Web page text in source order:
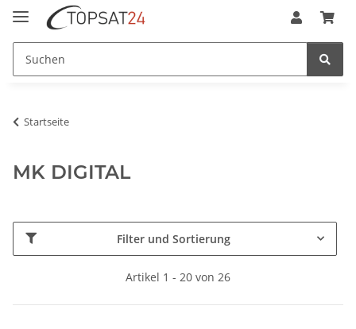
Startseite
MK DIGITAL
Filter und Sortierung
Artikel 1 - 20 von 26